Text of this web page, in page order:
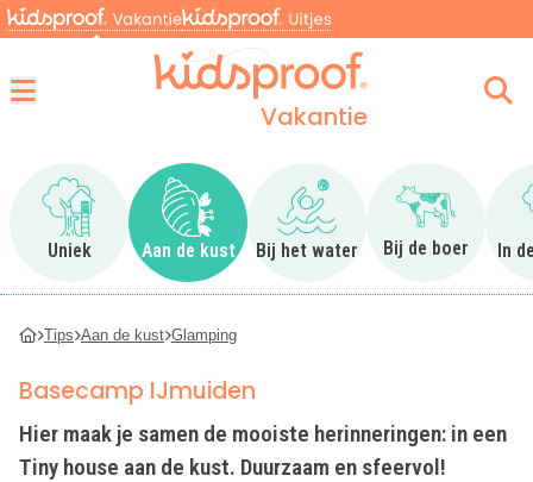
Vakantie
Uniek
Ga naar Uniek
Aan de kust
Ga naar Aan de kust
Bij het water
Ga naar Bij het water
Bij de boer
Ga naar Bij
In
Tips Aan de kust Glamping
Basecamp IJmuiden
Hier maak je samen de mooiste herinneringen: in een
Tiny house aan de kust. Duurzaam en sfeervol!